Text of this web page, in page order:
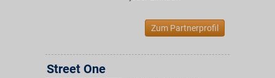
Zum Partnerprofil
Street One